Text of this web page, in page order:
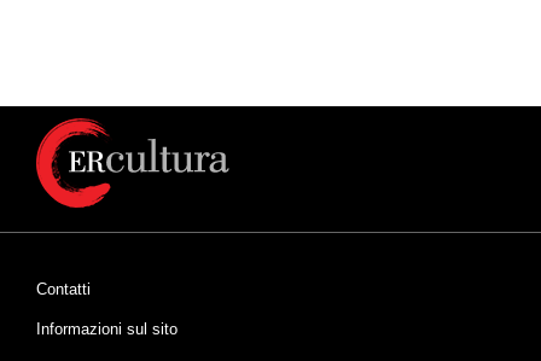
Contatti
Informazioni sul sito